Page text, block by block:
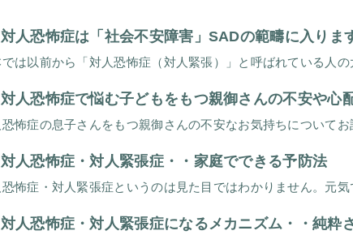
対人恐怖症は「社会不安障害」SADの範疇に入りま
対人恐怖症で悩む子どもをもつ親御さんの不安や心
対人恐怖症・対人緊張症・・家庭でできる予防法
対人恐怖症・対人緊張症になるメカニズム・・純粋さ誠実さゆ